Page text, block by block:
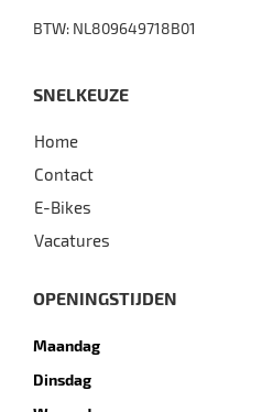
BTW: NL809649718B01
SNELKEUZE
Home
Contact
E-Bikes
Vacatures
OPENINGSTIJDEN
Maandag
Dinsdag